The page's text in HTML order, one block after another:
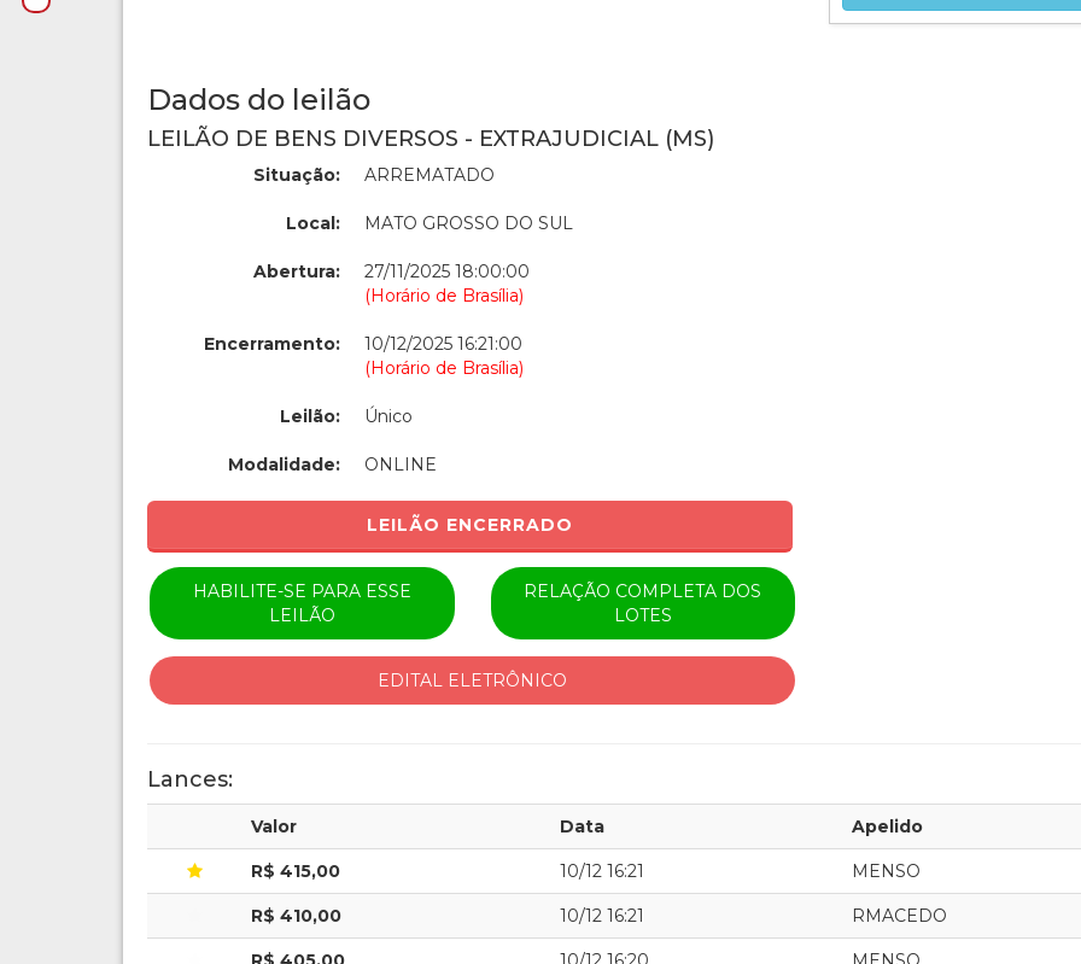
Dados do leilão
LEILÃO DE BENS DIVERSOS - EXTRAJUDICIAL (MS)
Situação: ARREMATADO
Local: MATO GROSSO DO SUL
Abertura:
27/11/2025 18:00:00
(Horário de Brasília)
Encerramento:
10/12/2025 16:21:00
(Horário de Brasília)
Leilão: Único
Modalidade: ONLINE
LEILÃO ENCERRADO
HABILITE-SE PARA ESSE
LEILÃO
RELAÇÃO COMPLETA DOS
LOTES
EDITAL ELETRÔNICO
Lances:
Valor Data Apelido
R$ 415,00 10/12 16:21 MENSO
R$ 410,00 10/12 16:21 RMACEDO